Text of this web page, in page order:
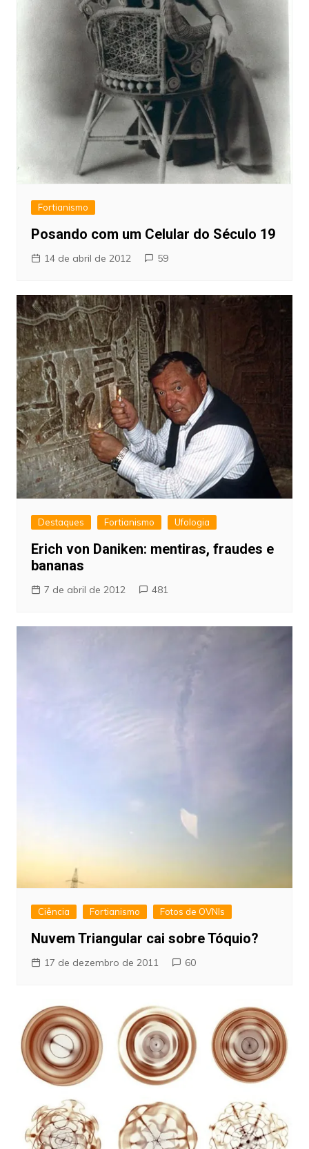
Fortianismo
Posando com um Celular do Século 19
14 de abril de 2012 59
Destaques Fortianismo Ufologia
Erich von Daniken: mentiras, fraudes e
bananas
7 de abril de 2012 481
Ciência Fortianismo Fotos de OVNIs
Nuvem Triangular cai sobre Tóquio?
17 de dezembro de 2011 60